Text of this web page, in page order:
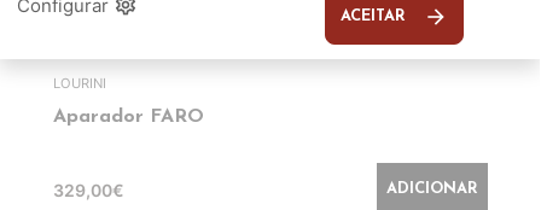
LOURINI
Aparador FARO
329,00€ ADICIONAR
Configurar ACEITAR arrow_forward